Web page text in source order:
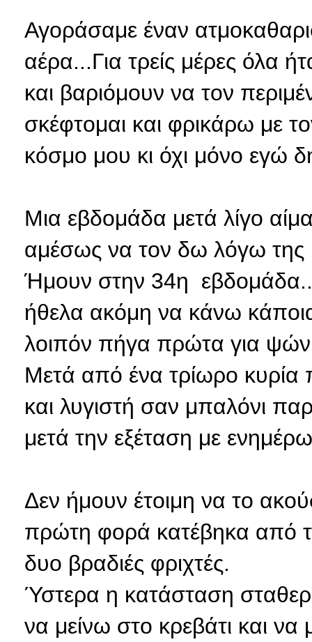
Αγοράσαμε έναν
αέρα...Για τρείς μέρες όλα
και βαριόμουν να τον
σκέφτομαι και φρικάρω με
κόσμο μου κι όχι μόνο εγώ
Μια εβδομάδα μετά λίγο
αμέσως να τον δω λόγω της
Ήμουν στην 34η
ήθελα ακόμη να κάνω
λοιπόν πήγα πρώτα για
Μετά από ένα τρίωρο κυρία
και λυγιστή σαν μπαλόνι
μετά την εξέταση με
Δεν ήμουν έτοιμη να το
πρώτη φορά κατέβηκα από
δυο βραδιές φριχτές.
Ύστερα η κατάσταση
να μείνω στο κρεβάτι και